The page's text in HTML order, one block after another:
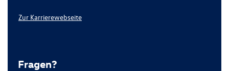
Zur Karrierewebseite
Fragen?